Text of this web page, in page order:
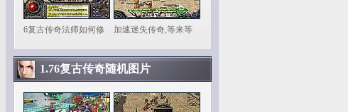
6复古传奇法师如何修 加速迷失传奇,等来等
1.76复古传奇随机图片